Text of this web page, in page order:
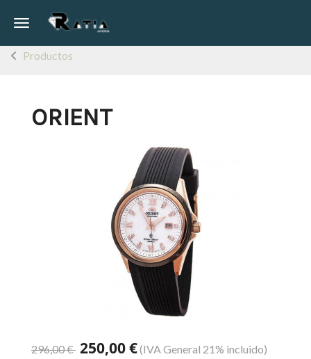
Toggle navigation
Productos
ORIENT
296,00 € 250,00 €(IVA General 21% incluido)